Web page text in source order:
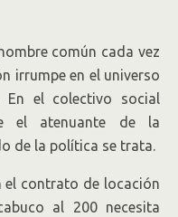
común cada vez
irrumpe en el universo
el colectivo social
el atenuante de la
de la política se trata.
el contrato de locación
al 200 necesita